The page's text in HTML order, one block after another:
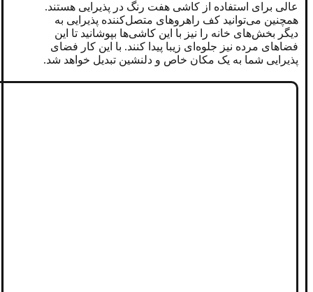
عالی برای استفاده از کاشی هفت رنگ در پذیرایی هستند.
همچنین می‌توانید کف راهروهای متصل‌کننده پذیرایی به
دیگر بخش‌های خانه را نیز با این کاشی‌ها بپوشانید تا این
فضاهای مرده نیز جلوه‌ای زیبا پیدا کنند. با این کار فضای
پذیرایی شما به یک مکان خاص و دلنشین تبدیل خواهد شد.